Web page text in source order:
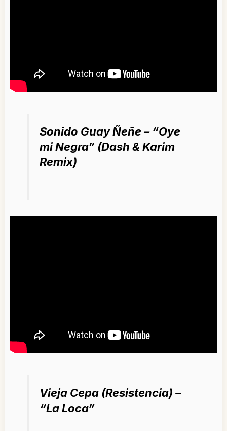
Sonido Guay Ñeñe – “Oye
mi Negra” (Dash & Karim
Remix)
Vieja Cepa (Resistencia) –
“La Loca”